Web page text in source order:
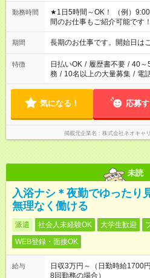
勤務時間
★1日5時間～OK！ （例）
間のお仕事もご紹介可能です
庭の都合でお休みが必要な場
週最低15時間以上の勤務が必
期間 長期のお仕事です。開始日
特徴 日払いOK / 履歴書不要 / 40～
務 / 10名以上の大量募集 / 電
気になる！ 応募
掲載元企業名 株式会社ネオキャ
未読
入浴ナシ＊夜勤でゆったり
無理なく働ける
派遣 社会人未経験OK 大学生歓迎
WEB登録・面接OK
給与
日収3万円～（日勤時給1700
8回勤務の場合）